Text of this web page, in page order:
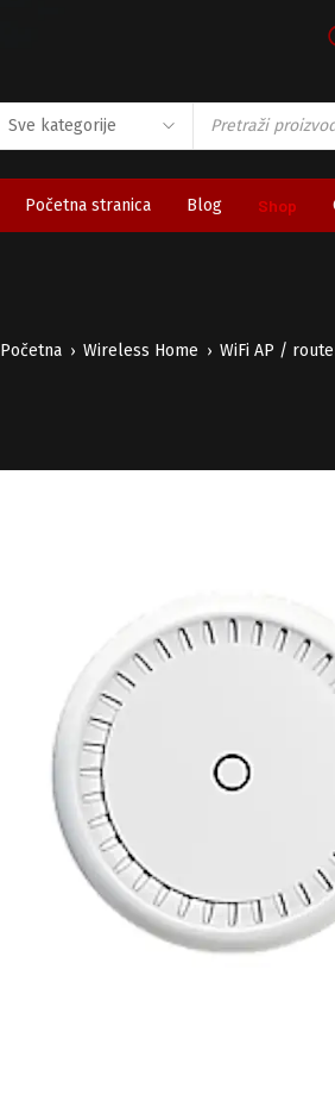
Početna stranica Blog Shop
Početna › Wireless Home › WiFi AP /